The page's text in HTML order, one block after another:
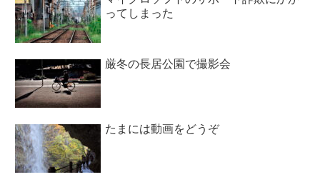
ってしまった
厳冬の長居公園で撮影会
たまには動画をどうぞ